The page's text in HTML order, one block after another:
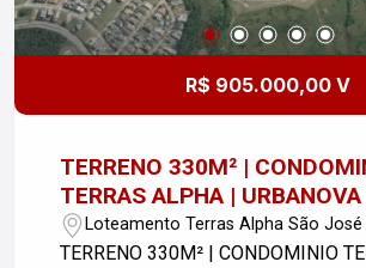
R$ 905.000,00 V
TERRENO 330M² |
TERRAS ALPHA |
JOSE DOS CAMPOS
Loteamento Terras Alpha São
- São José dos Campos/SP
TERRENO 330M² | CONDOMINIO